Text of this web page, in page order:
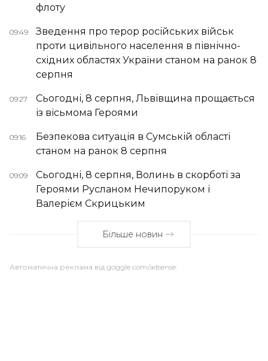
флоту
09:49
Зведення про терор російських військ
проти цивільного населення в північно-
східних областях України станом на ранок 8
серпня
09:27
Сьогодні, 8 серпня, Львівщина прощається
із вісьмома Героями
09:16
Безпекова ситуація в Сумській області
станом на ранок 8 серпня
09:09
Сьогодні, 8 серпня, Волинь в скорботі за
Героями Русланом Нечипоруком і
Валерієм Скрицьким
Більше новин
Автоматична реклама від goggle.com/adsense: